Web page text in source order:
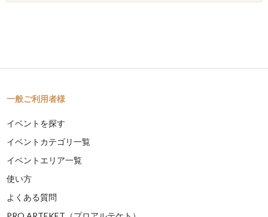
一般ご利用者様
イベントを探す
イベントカテゴリ一覧
イベントエリア一覧
使い方
よくある質問